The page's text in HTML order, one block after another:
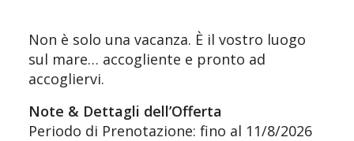
Non è solo una vacanza. È il vostro luogo
sul mare… accogliente e pronto ad
accogliervi.
Note & Dettagli dell’Offerta
Periodo di Prenotazione: fino al 11/8/2026